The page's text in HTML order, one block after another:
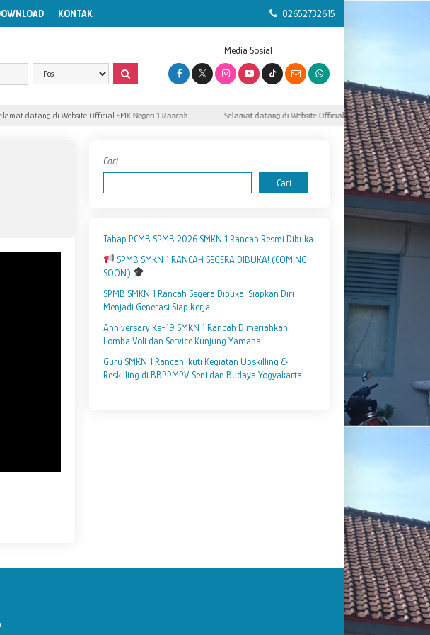
KONTAK 02652732615
Media Sosial
datang di Website Official SMK Negeri 1 Rancah. Selamat datang di Website Official SMK Negeri 1 Rancah.
Cari
Cari
Tahap PCMB SPMB 2026 SMKN 1 Rancah Resmi Dibuka
SPMB SMKN 1 RANCAH SEGERA DIBUKA! (COMING
SOON)
SPMB SMKN 1 Rancah Segera Dibuka, Siapkan Diri
Menjadi Generasi Siap Kerja
Anniversary Ke-19 SMKN 1 Rancah Dimeriahkan
Lomba Voli dan Service Kunjung Yamaha
Guru SMKN 1 Rancah Ikuti Kegiatan Upskilling &
Reskilling di BBPPMPV Seni dan Budaya Yogyakarta